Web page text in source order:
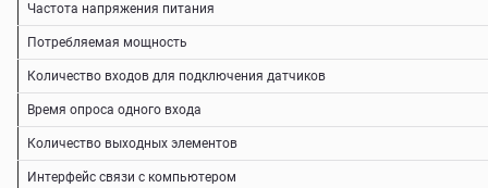
Частота напряжения питания
Потребляемая мощность
Количество входов для подключения датчиков
Время опроса одного входа
Количество выходных элементов
Интерфейс связи с компьютером